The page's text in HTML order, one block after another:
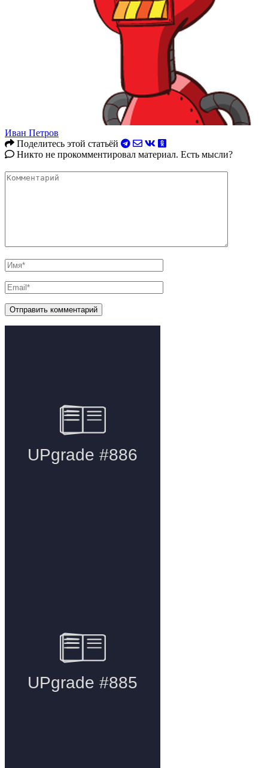
Иван Петров
Поделитесь этой статьёй
Никто не прокомментировал материал. Есть мысли?